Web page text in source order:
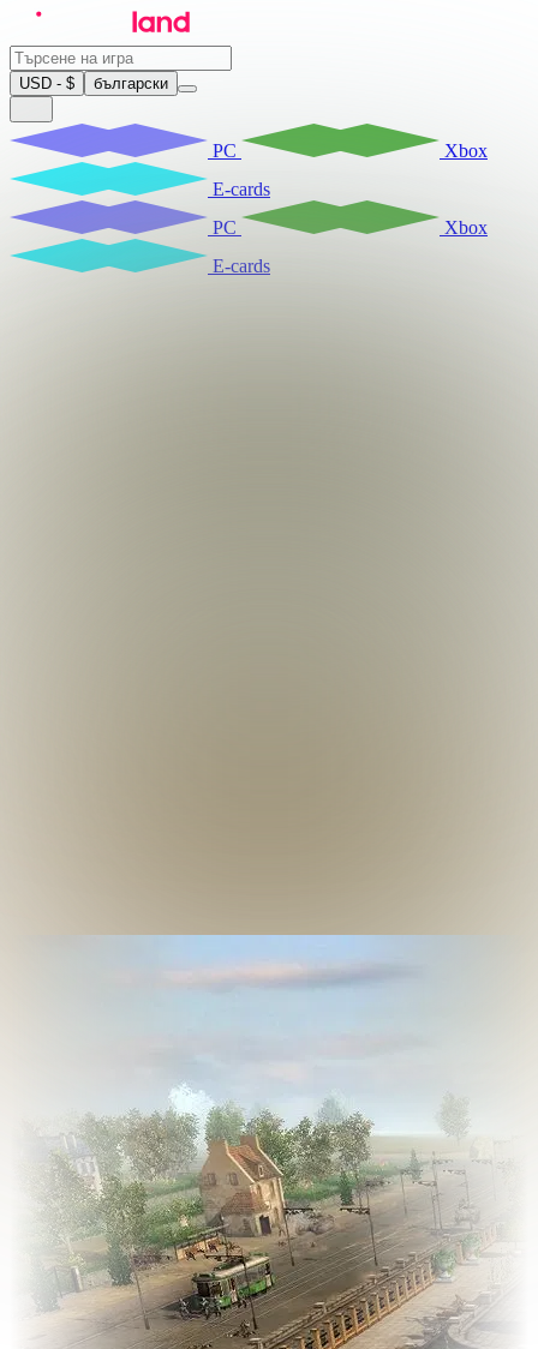
USD - $ български
PC
Xbox
E-cards
PC
Xbox
E-cards